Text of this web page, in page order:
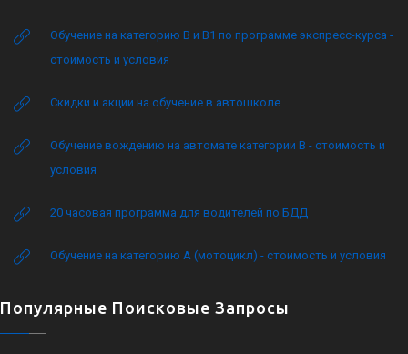
Обучение на категорию B и B1 по программе экспресс-курса -
стоимость и условия
Скидки и акции на обучение в автошколе
Обучение вождению на автомате категории B - стоимость и
условия
20 часовая программа для водителей по БДД
Обучение на категорию А (мотоцикл) - стоимость и условия
Популярные Поисковые Запросы